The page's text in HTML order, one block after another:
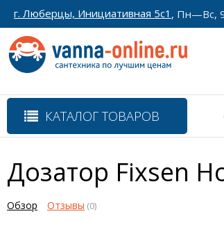
г. Люберцы, Инициативная 5с1 , Пн—Вс,
КАТАЛОГ ТОВАРОВ
Дозатор Fixsen
Обзор Отзывы (0)